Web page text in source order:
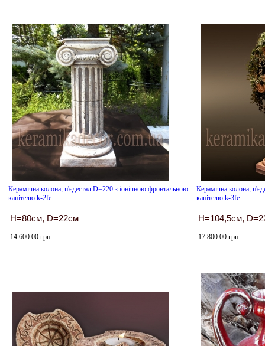
Керамічна колона, п'єдестал D=220 з іонічною фронтальною
капітелю k-2fe
H=80см, D=22см
14 600.00 грн
Керамічна колона,
капітелю k-3fe
H=104,5см,
17 800.00 грн